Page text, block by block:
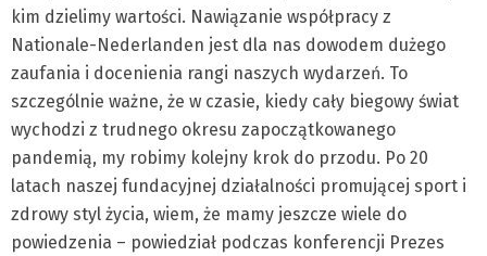
kim dzielimy wartości. Nawiązanie współpracy z
Nationale-Nederlanden jest dla nas dowodem dużego
zaufania i docenienia rangi naszych wydarzeń. To
szczególnie ważne, że w czasie, kiedy cały biegowy świat
wychodzi z trudnego okresu zapoczątkowanego
pandemią, my robimy kolejny krok do przodu. Po 20
latach naszej fundacyjnej działalności promującej sport i
zdrowy styl życia, wiem, że mamy jeszcze wiele do
powiedzenia – powiedział podczas konferencji Prezes